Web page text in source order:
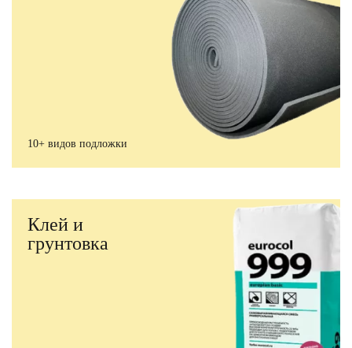
10+ видов подложки
Клей и
грунтовка